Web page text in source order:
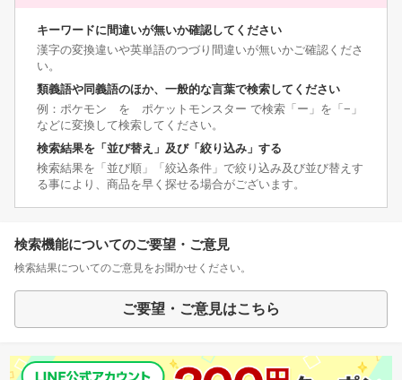
キーワードに間違いが無いか確認してください
漢字の変換違いや英単語のつづり間違いが無いかご確認くださ
い。
類義語や同義語のほか、一般的な言葉で検索してください
例：ポケモン を ポケットモンスター で検索「ー」を「−」
などに変換して検索してください。
検索結果を「並び替え」及び「絞り込み」する
検索結果を「並び順」「絞込条件」で絞り込み及び並び替えす
る事により、商品を早く探せる場合がございます。
検索機能についてのご要望・ご意見
検索結果についてのご意見をお聞かせください。
ご要望・ご意見はこちら